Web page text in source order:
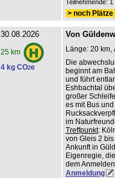
Teilnehmende:
> noch
30.08.2026
25 km
4 kg CO2e
Von
Länge: 20 km,
Die
beginnt am
und führt
Eshbachtal
großer
es mit Bus
im
Treffpunkt:
von Gleis 2
Ankunft in
Eigenregie,
dem
Anmeldung